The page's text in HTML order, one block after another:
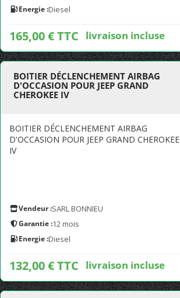
Energie :Diesel
165,00 € TTC livraison incluse
BOITIER DÉCLENCHEMENT AIRBAG
D'OCCASION POUR JEEP GRAND
CHEROKEE IV
BOITIER DÉCLENCHEMENT AIRBAG
D'OCCASION POUR JEEP GRAND CHEROKEE
IV
Vendeur :SARL BONNIEU
Garantie :12 mois
Energie :Diesel
132,00 € TTC livraison incluse